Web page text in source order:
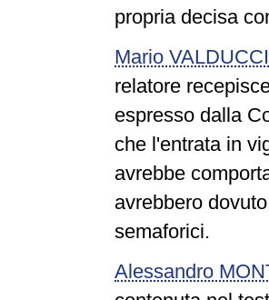
propria decisa
Mario VALDUCCI
relatore
espresso dalla
che l'entrata in
avrebbe
avrebbero
semaforici.
Alessandro